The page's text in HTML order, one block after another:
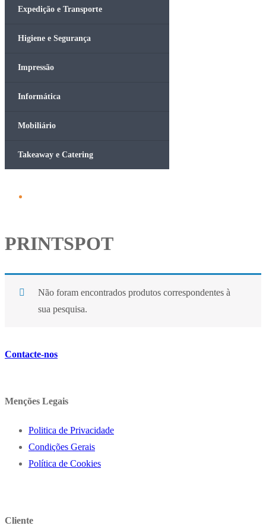
Expedição e Transporte
Higiene e Segurança
Impressão
Informática
Mobiliário
Takeaway e Catering
PRINTSPOT
Não foram encontrados produtos correspondentes à
sua pesquisa.
Contacte-nos
Menções Legais
Politica de Privacidade
Condições Gerais
Política de Cookies
Cliente